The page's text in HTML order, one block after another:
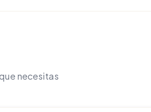
necesitas